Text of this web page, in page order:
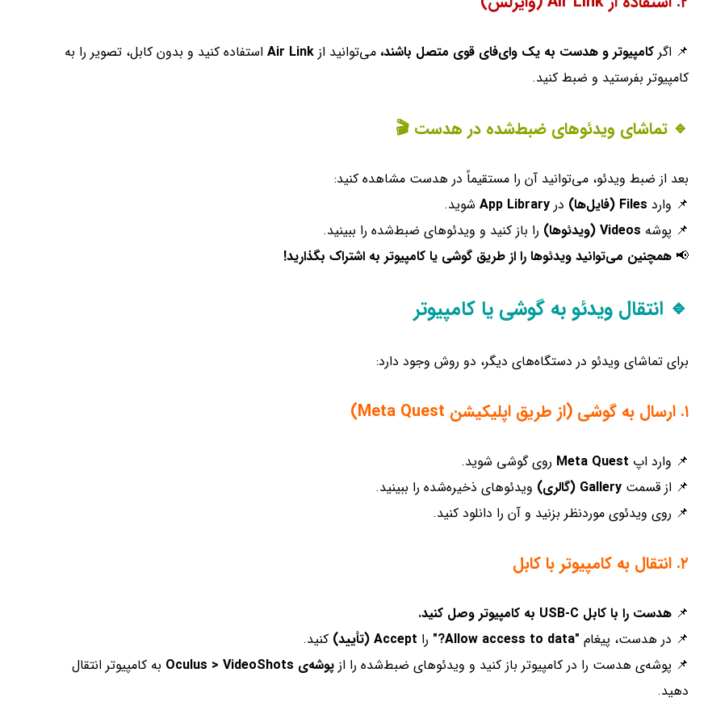
📌 اگرکامپیوتر و هدست به یک وای‌فای قوی متصل باشند، می‌توانید ازAir Link استفاده کنید و بدون کابل، تصویر را به
کامپیوتر بفرستید و ضبط کنید.
🔹 تماشای ویدئوهای ضبط‌شده در هدست 🎬
بعد از ضبط ویدئو، می‌توانید آن را مستقیماً در هدست مشاهده کنید:
📌 وارد Files (فایل‌ها) درApp Library شوید.
📌 پوشه Videos (ویدئوها)
را باز کنید و ویدئوهای ضبط‌شده را ببینید.
📢همچنین می‌توانید ویدئوها را از طریق گوشی یا کامپیوتر به اشتراک بگذارید!
🔹 انتقال ویدئو به گوشی یا کامپیوتر
برای تماشای ویدئو در دستگاه‌های دیگر، دو روش وجود دارد:
۱. ارسال به گوشی (از طریق اپلیکیشن Meta Quest)
📌 وارد اپ Meta Quest روی گوشی شوید.
📌 از قسمتGallery (گالری)
ویدئوهای ذخیره‌شده را ببینید.
📌 روی ویدئوی موردنظر بزنید و آن را دانلود کنید.
۲. انتقال به کامپیوتر با کابل
📌هدست را با کابل USB-C به کامپیوتر وصل کنید.
📌 در هدست، پیغام "Allow access to data?" را Accept (تأیید)
کنید.
📌 پوشه‌ی هدست را در کامپیوتر باز کنید و ویدئوهای ضبط‌شده را ازپوشه‌ی Oculus > VideoShots
به کامپیوتر انتقال
دهید.